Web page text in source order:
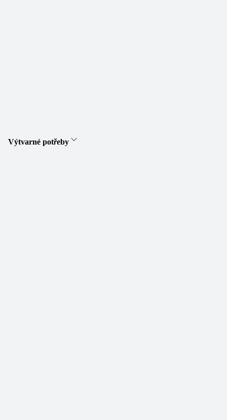
Výtvarné potřeby